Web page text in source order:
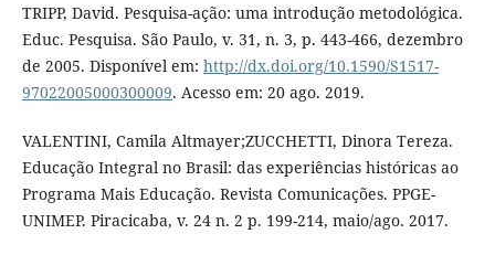
TRIPP, David. Pesquisa-ação: uma introdução metodológica.
Educ. Pesquisa. São Paulo, v. 31, n. 3, p. 443-466, dezembro
de 2005. Disponível em: http://dx.doi.org/10.1590/S1517-
97022005000300009. Acesso em: 20 ago. 2019.
VALENTINI, Camila Altmayer;ZUCCHETTI, Dinora Tereza.
Educação Integral no Brasil: das experiências históricas ao
Programa Mais Educação. Revista Comunicações. PPGE-
UNIMEP. Piracicaba, v. 24 n. 2 p. 199-214, maio/ago. 2017.